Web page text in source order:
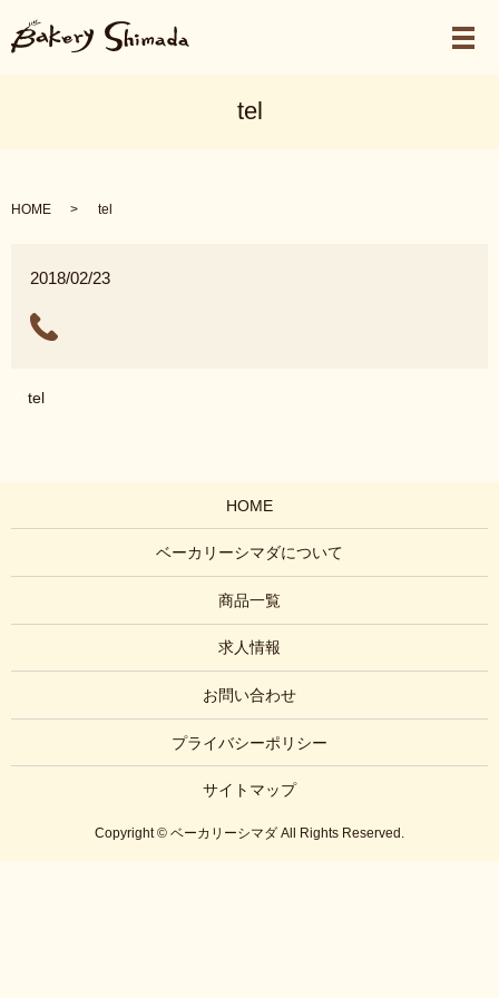
メ
tel
HOME tel
2018/02/23
tel
HOME
ベーカリーシマダについて
商品一覧
求人情報
お問い合わせ
プライバシーポリシー
サイトマップ
Copyright © ベーカリーシマダ All Rights Reserved.